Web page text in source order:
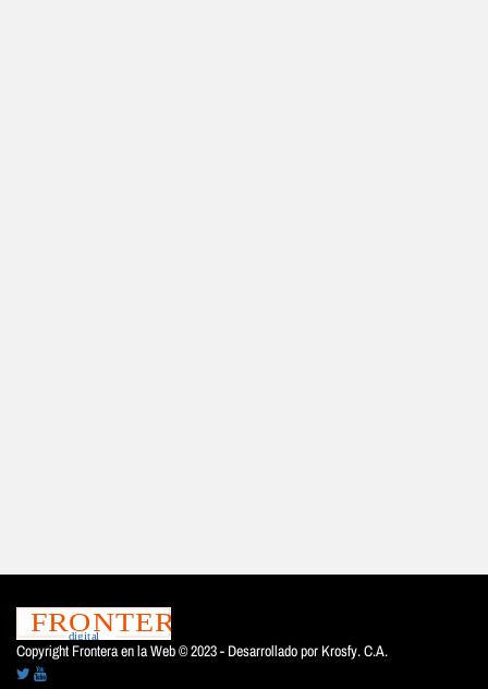
Copyright Frontera en la Web © 2023 - Desarrollado por Krosfy. C.A.